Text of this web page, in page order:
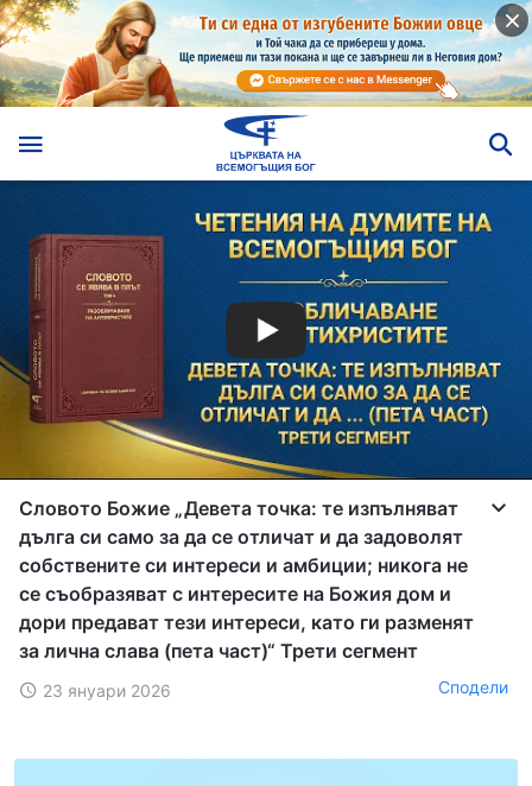
Словото Божие „Девета точка: те изпълняват
дълга си само за да се отличат и да задоволят
собствените си интереси и амбиции; никога не
се съобразяват с интересите на Божия дом и
дори предават тези интереси, като ги разменят
за лична слава (пета част)“ Трети сегмент
23 януари 2026 Сподели